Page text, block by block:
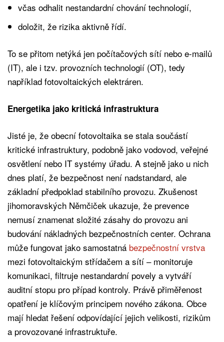
včas odhalit nestandardní chování technologií,
doložit, že rizika aktivně řídí.
To se přitom netýká jen počítačových sítí nebo e-mailů
(IT), ale i tzv. provozních technologií (OT), tedy
například fotovoltaických elektráren.
Energetika jako kritická infrastruktura
Jisté je, že obecní fotovoltaika se stala součástí
kritické infrastruktury, podobně jako vodovod, veřejné
osvětlení nebo IT systémy úřadu. A stejně jako u nich
dnes platí, že bezpečnost není nadstandard, ale
základní předpoklad stabilního provozu. Zkušenost
jihomoravských Němčiček ukazuje, že prevence
nemusí znamenat složité zásahy do provozu ani
budování nákladných bezpečnostních center. Ochrana
může fungovat jako samostatná bezpečnostní vrstva
mezi fotovoltaickým střídačem a sítí – monitoruje
komunikaci, filtruje nestandardní povely a vytváří
auditní stopu pro případ kontroly. Právě přiměřenost
opatření je klíčovým principem nového zákona. Obce
mají hledat řešení odpovídající jejich velikosti, rizikům
a provozované infrastruktuře.